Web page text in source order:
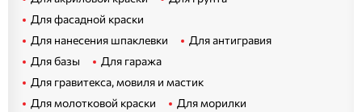
Для фасадной краски
Для нанесения шпаклевки
Для антигравия
Для базы
Для гаража
Для гравитекса, мовиля и мастик
Для молотковой краски
Для морилки